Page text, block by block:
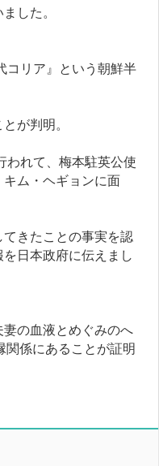
した。
コリア』という朝鮮半
が判明。
われて、梅本駐英公使
ム・ヘギョンに面
きたことの事実を認
日本政府に伝えまし
の血液とめぐみのへ
係にあることが証明